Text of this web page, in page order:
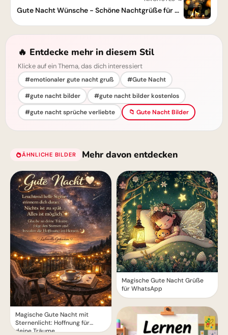
Gute Nacht Wünsche - Schöne Nachtgrüße für WhatsApp
🔥 Entdecke mehr in diesem Stil
Klicke auf ein Thema, das dich interessiert
#emotionaler gute nacht gruß
#Gute Nacht
#gute nacht bilder
#gute nacht bilder kostenlos
#gute nacht sprüche verliebte
📁 Gute Nacht Bilder
ÄHNLICHE BILDER Mehr davon entdecken
Magische Gute Nacht mit
Sternenlicht: Hoffnung für
deine Träume
Magische Gute Nacht Grüße
für WhatsApp